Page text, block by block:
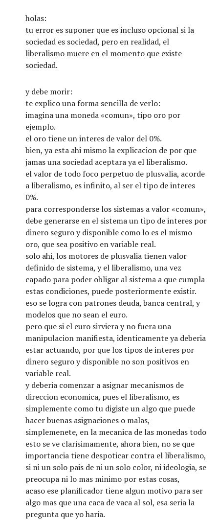
holas:
tu error es suponer que es incluso opcional si la
sociedad es sociedad, pero en realidad, el
liberalismo muere en el momento que existe
sociedad.
y debe morir:
te explico una forma sencilla de verlo:
imagina una moneda «comun», tipo oro por
ejemplo.
el oro tiene un interes de valor del 0%.
bien, ya esta ahi mismo la explicacion de por que
jamas una sociedad aceptara ya el liberalismo.
el valor de todo foco perpetuo de plusvalia, acorde
a liberalismo, es infinito, al ser el tipo de interes
0%.
para corresponderse los sistemas a valor «comun»,
debe generarse en el sistema un tipo de interes por
dinero seguro y disponible como lo es el mismo
oro, que sea positivo en variable real.
solo ahi, los motores de plusvalia tienen valor
definido de sistema, y el liberalismo, una vez
capado para poder obligar al sistema a que cumpla
estas condiciones, puede posteriormente existir.
eso se logra con patrones deuda, banca central, y
modelos que no sean el euro.
pero que si el euro sirviera y no fuera una
manipulacion manifiesta, identicamente ya deberia
estar actuando, por que los tipos de interes por
dinero seguro y disponible no son positivos en
variable real.
y deberia comenzar a asignar mecanismos de
direccion economica, pues el liberalismo, es
simplemente como tu digiste un algo que puede
hacer buenas asignaciones o malas,
simplemenete, en la mecanica de las monedas todo
esto se ve clarisimamente, ahora bien, no se que
importancia tiene despoticar contra el liberalismo,
si ni un solo pais de ni un solo color, ni ideologia, se
preocupa ni lo mas minimo por estas cosas,
acaso ese planificador tiene algun motivo para ser
algo mas que una caca de vaca al sol, esa seria la
pregunta que yo haria.